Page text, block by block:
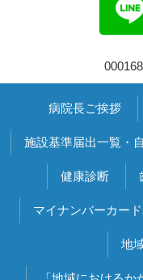
病院長ご挨拶
施設基準届出一覧・
健康診断
マイナンバーカー
地